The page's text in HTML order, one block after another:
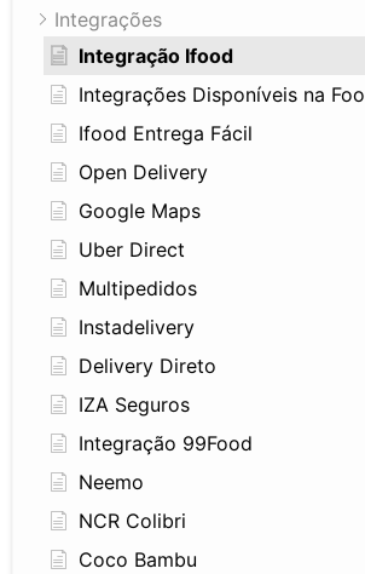
Integrações
Integração Ifood
Integrações Disponíveis na
Ifood Entrega Fácil
Open Delivery
Google Maps
Uber Direct
Multipedidos
Instadelivery
Delivery Direto
IZA Seguros
Integração 99Food
Neemo
NCR Colibri
Coco Bambu